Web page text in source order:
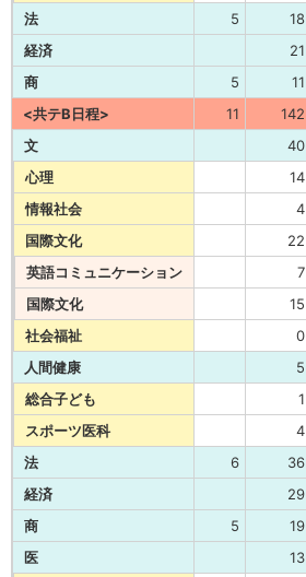
法
5 18
経済
21
商
5 11
<共テB日程>
11 142
文
40
心理
14
情報社会
4
国際文化
22
英語コミュニケーション
7
国際文化
15
社会福祉
0
人間健康
5
総合子ども
1
スポーツ医科
4
法
6 36
経済
29
商
5 19
医
13